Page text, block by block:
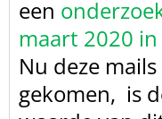
een
maart 2020
Nu deze
gekomen, is